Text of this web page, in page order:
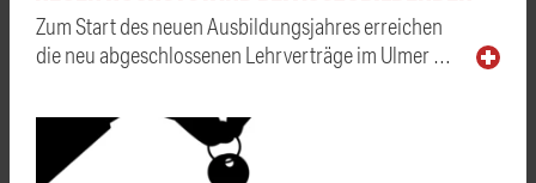
Zum Start des neuen Ausbildungsjahres erreichen
die neu abgeschlossenen Lehrverträge im Ulmer …